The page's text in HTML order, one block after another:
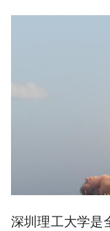
深圳理工大学是